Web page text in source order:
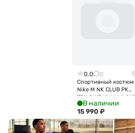
0.0 0
Спортивный костюм
Nike M NK CLUB PK
TRK SUIT HV1444-010
В наличии
15 990 ₽